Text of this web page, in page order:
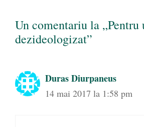
Un comentariu la „Pentru
dezideologizat”
Duras Diurpaneus
14 mai 2017 la 1:58 pm